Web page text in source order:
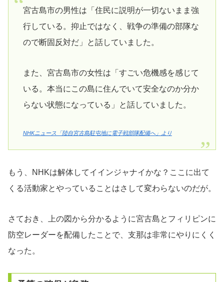
宮古島市の男性は「住民に説明が一切ないまま強
行している。抑止ではなく、戦争の準備の部隊な
ので断固反対だ」と話していました。
また、宮古島市の女性は「すごい危機感を感じて
いる。本当にこの島に住んでいて安全なのか分か
らない状態になっている」と話していました。
NHKニュース「陸自宮古島駐屯地に電子戦部隊配備へ」より
もう、NHKは解体してイインジャナイかな？ここに出て
くる活動家とやっていることはさして変わらないのだが。
さておき、上の図から分かるように宮古島とフィリピンに
防空レーダーを配備したことで、支那は非常にやりにくく
なった。